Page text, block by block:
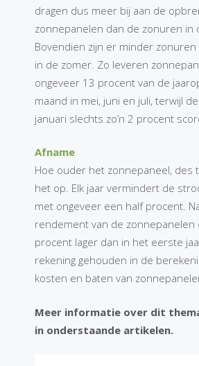
dragen dus meer bij aan de
zonnepanelen dan de zonuren in
Bovendien zijn er minder
in de zomer. Zo leveren
ongeveer 13 procent van de
maand in mei, juni en juli, terwijl
januari slechts zo’n 2 procent
Afname
Hoe ouder het zonnepaneel, des
het op. Elk jaar vermindert de
met ongeveer een half procent.
rendement van de zonnepanelen
procent lager dan in het eerste
rekening gehouden in de
kosten en baten van
Meer informatie over dit
in onderstaande artikelen.